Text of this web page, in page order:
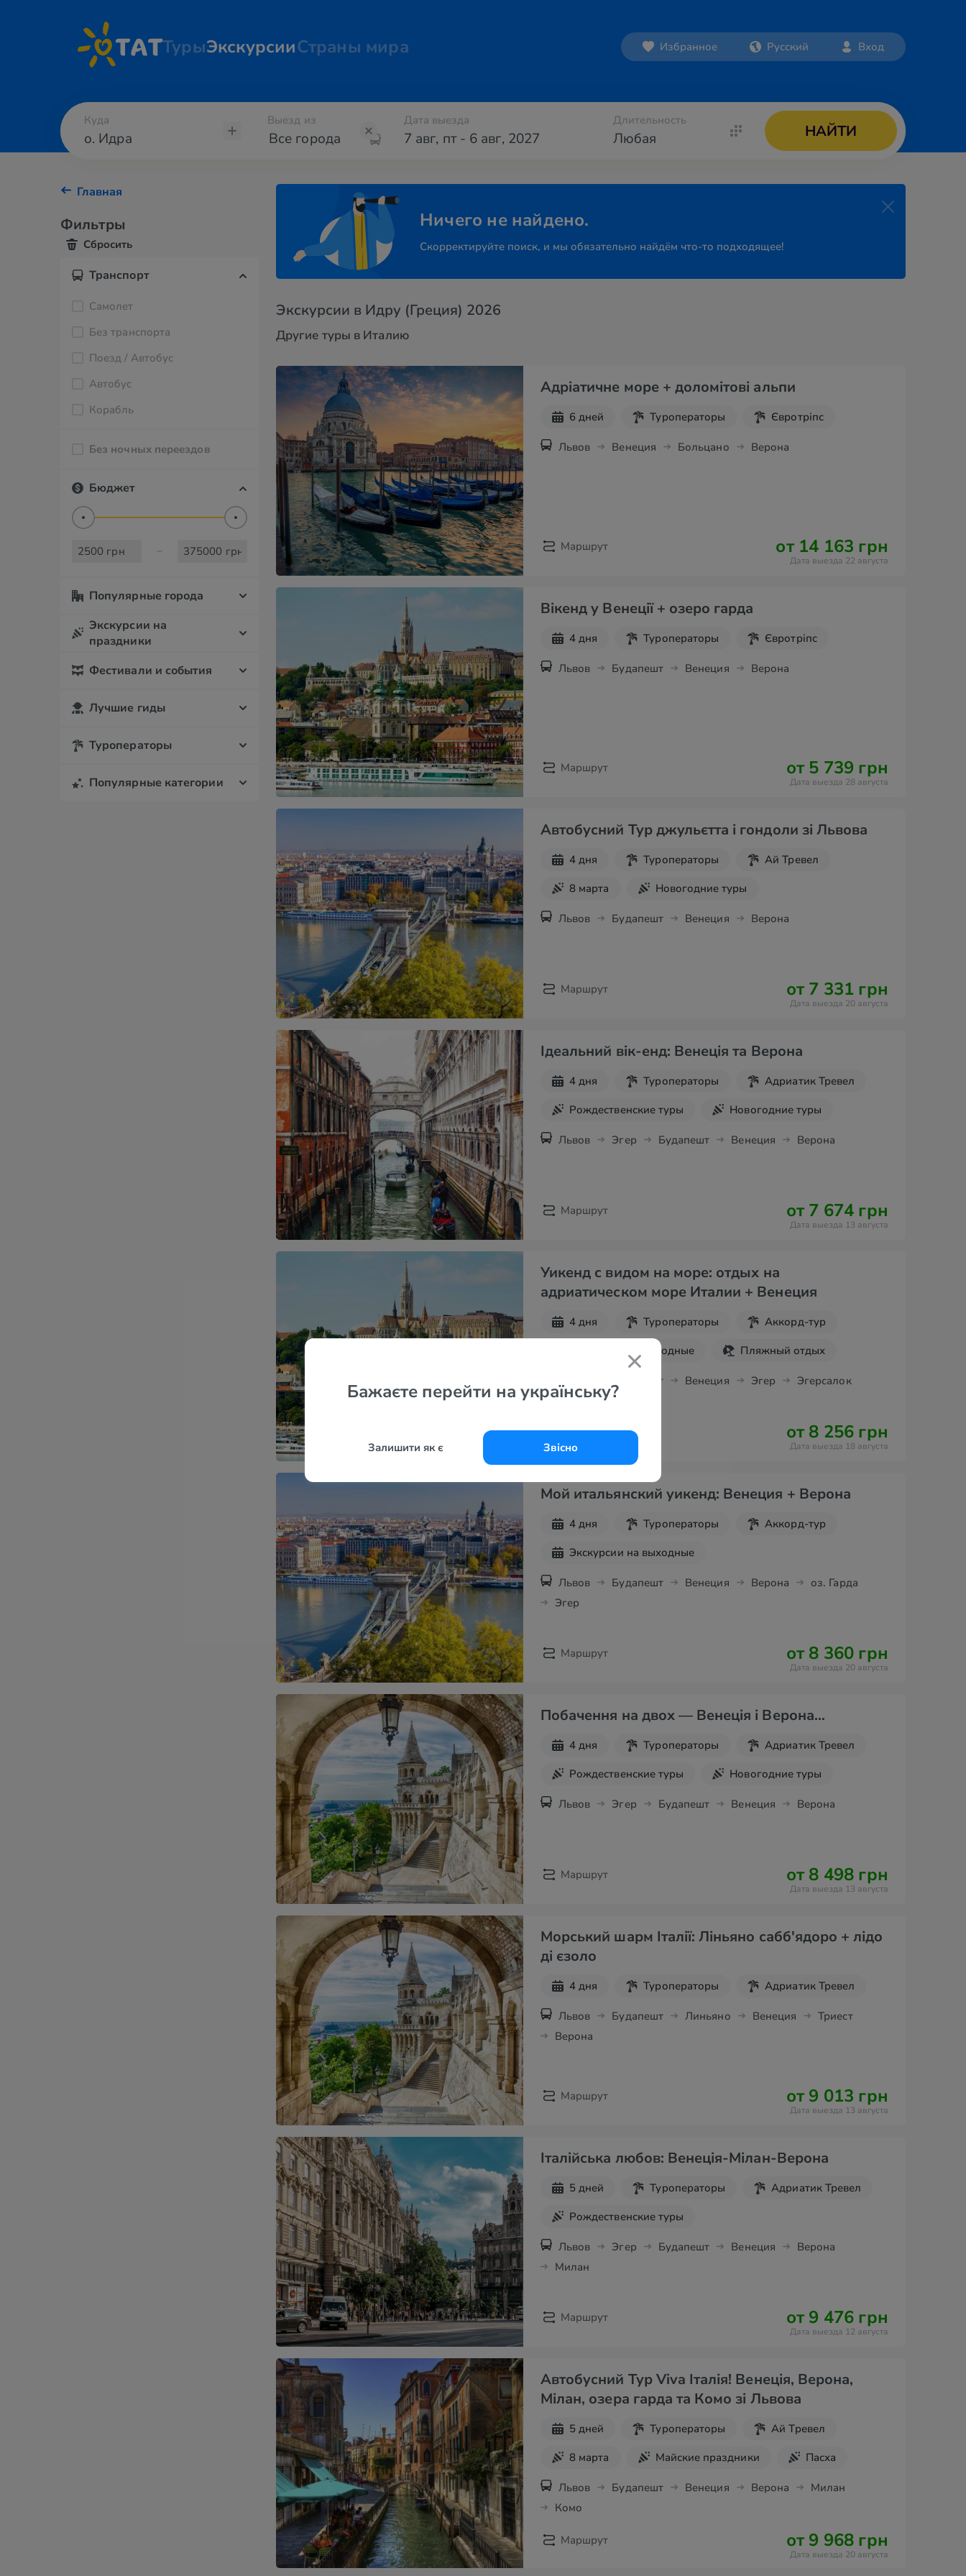
ТурыЭкскурсииСтраны мира Избранное Русский Вход
Куда Выезд из Дата выезда
7 авг, пт- 6 авг, 2027
Длительность
Любая НАЙТИ
Главная
Фильтры
Сбросить
Транспорт
Самолет
Без транспорта
Поезд / Автобус
Автобус
Корабль
Без ночных переездов
Бюджет
Популярные города
Экскурсии на
праздники
Фестивали и события
Лучшие гиды
Туроператоры
Популярные категории
Ничего не найдено.
Скорректируйте поиск, и мы обязательно найдём что-то подходящее!
Экскурсии в Идру (Греция) 2026
Другие туры в Италию
Адріатичне море + доломітові альпи
6 дней Туроператоры Євротріпс
Львов Венеция Больцано Верона
Маршрут от 14 163 грн
Дата выезда 22 августа
Вікенд у Венеції + озеро гарда
4 дня Туроператоры Євротріпс
Львов Будапешт Венеция Верона
Маршрут от 5 739 грн
Дата выезда 28 августа
Автобусний Тур джульєтта і гондоли зі Львова
4 дня Туроператоры
Ай Тревел
8 марта
Новогодние туры
Экскурсии на выходные
Львов Будапешт Венеция Верона
Маршрут от 7 331 грн
Дата выезда 20 августа
Ідеальний вік-енд: Венеція та Верона
4 дня Туроператоры
Адриатик Тревел
Рождественские туры
Новогодние туры
Экскурсии на выходные
Львов Эгер Будапешт Венеция Верона
Маршрут от 7 674 грн
Дата выезда 13 августа
Уикенд с видом на море: отдых на
адриатическом море Италии + Венеция
4 дня Туроператоры
Аккорд-тур
Экскурсии на выходные
Пляжный отдых
Будапешт Венеция Эгер Эгерсалок
Маршрут от 8 256 грн
Дата выезда 18 августа
Мой итальянский уикенд: Венеция + Верона
4 дня Туроператоры
Аккорд-тур
Экскурсии на выходные
Львов Будапешт Венеция Верона
оз. Гарда
Эгер
Маршрут от 8 360 грн
Дата выезда 20 августа
Побачення на двох — Венеція і Верона…
4 дня Туроператоры
Адриатик Тревел
Рождественские туры
Новогодние туры
Экскурсии на выходные
Львов Эгер Будапешт Венеция Верона
Маршрут от 8 498 грн
Дата выезда 13 августа
Морський шарм Італії: Ліньяно сабб'ядоро + лідо
ді єзоло
4 дня Туроператоры Адриатик Тревел
Львов Будапешт Линьяно Венеция
Триест
Верона
Маршрут от 9 013 грн
Дата выезда 13 августа
Італійська любов: Венеція-Мілан-Верона
5 дней Туроператоры
Адриатик Тревел
Рождественские туры
Львов Эгер Будапешт Венеция
Верона
Милан
Маршрут от 9 476 грн
Дата выезда 12 августа
Автобусний Тур Viva Італія! Венеція, Верона,
Мілан, озера гарда та Комо зі Львова
5 дней Туроператоры
Ай Тревел
8 марта
Майские праздники
Пасха
Новогодние туры
Шопинг
Львов Будапешт Венеция Верона
Милан
Комо
Маршрут от 9 968 грн
Дата выезда 20 августа
Бажаєте перейти на українську?
Залишити як є Звісно